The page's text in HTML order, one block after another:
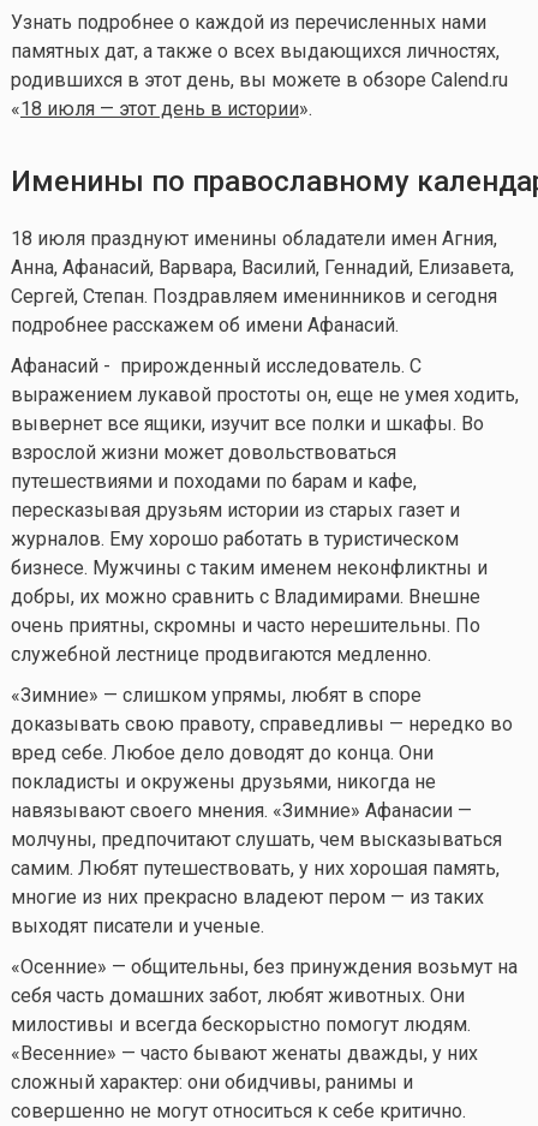
Узнать подробнее о каждой из перечисленных нами
памятных дат, а также о всех выдающихся личностях,
родившихся в этот день, вы можете в обзоре Calend.ru
«18 июля — этот день в истории».
Именины по православному
18 июля празднуют именины обладатели имен Агния,
Анна, Афанасий, Варвара, Василий, Геннадий, Елизавета,
Сергей, Степан. Поздравляем именинников и сегодня
подробнее расскажем об имени Афанасий.
Афанасий - прирожденный исследователь. С
выражением лукавой простоты он, еще не умея ходить,
вывернет все ящики, изучит все полки и шкафы. Во
взрослой жизни может довольствоваться
путешествиями и походами по барам и кафе,
пересказывая друзьям истории из старых газет и
журналов. Ему хорошо работать в туристическом
бизнесе. Мужчины с таким именем неконфликтны и
добры, их можно сравнить с Владимирами. Внешне
очень приятны, скромны и часто нерешительны. По
служебной лестнице продвигаются медленно.
«Зимние» — слишком упрямы, любят в споре
доказывать свою правоту, справедливы — нередко во
вред себе. Любое дело доводят до конца. Они
покладисты и окружены друзьями, никогда не
навязывают своего мнения. «Зимние» Афанасии —
молчуны, предпочитают слушать, чем высказываться
самим. Любят путешествовать, у них хорошая память,
многие из них прекрасно владеют пером — из таких
выходят писатели и ученые.
«Осенние» — общительны, без принуждения возьмут на
себя часть домашних забот, любят животных. Они
милостивы и всегда бескорыстно помогут людям.
«Весенние» — часто бывают женаты дважды, у них
сложный характер: они обидчивы, ранимы и
совершенно не могут относиться к себе критично.